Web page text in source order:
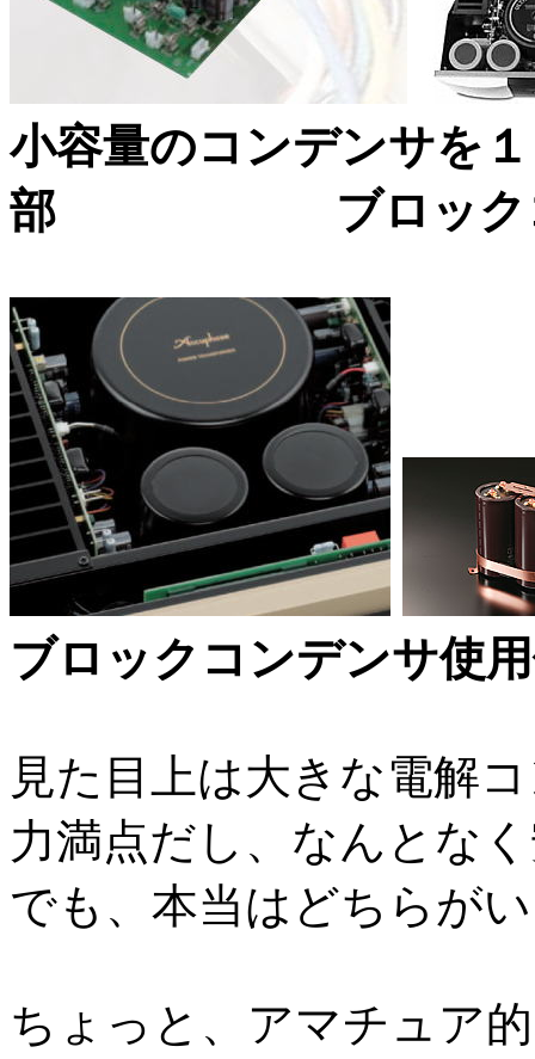
小容量のコンデンサを
部 ブロックコン
ブロックコンデンサ使
見た目上は大きな電解
力満点だし、なんとな
でも、本当はどちらが
ちょっと、アマチュア